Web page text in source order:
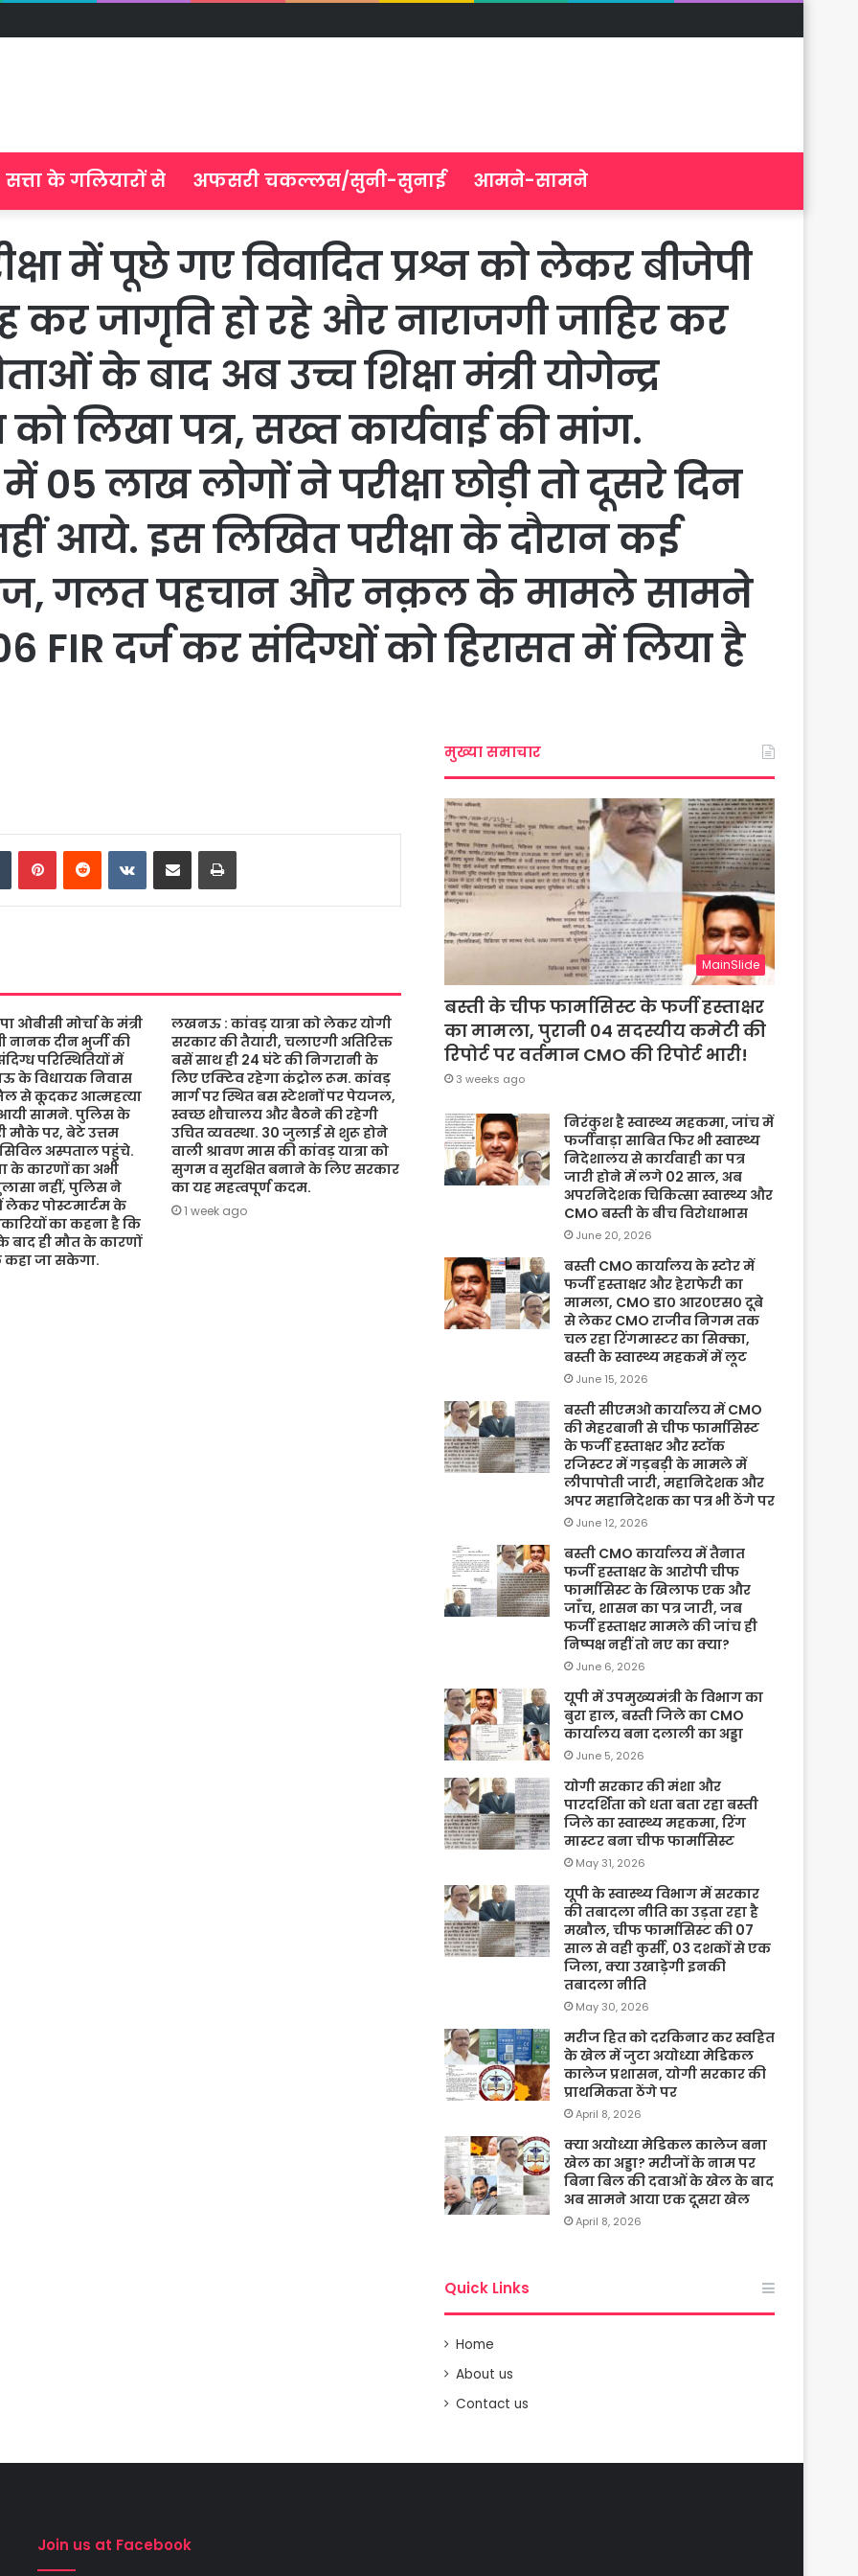
सत्ता के गलियारों से अफसरी चकल्लस/सुनी-सुनाई आमने-सामने
में पूछे गए विवादित प्रश्न को लेकर बीजेपी
कर जागृति हो रहे और नाराजगी जाहिर कर
के बाद अब उच्च शिक्षा मंत्री योगेन्द्र
लिखा पत्र, सख्त कार्यवाई की मांग.
05 लाख लोगों ने परीक्षा छोड़ी तो दूसरे दिन
आये. इस लिखित परीक्षा के दौरान कई
गलत पहचान और नक़ल के मामले सामने
दर्ज कर संदिग्धों को हिरासत में लिया है
TumblrPinterestReddit VKontakte
Share via Email Print
मोर्चा के मंत्री
नानक दीन भुर्जी की
परिस्थितियों में
के विधायक निवास
से कूदकर आत्महत्या
सामने. पुलिस के
मौके पर, बेटे उत्तम
अस्पताल पहुंचे.
के कारणों का अभी
नहीं, पुलिस ने
पोस्टमार्टम के
का कहना है कि
बाद ही मौत के कारणों
जा सकेगा.
लखनऊ : कांवड़ यात्रा को लेकर योगी
सरकार की तैयारी, चलाएगी अतिरिक्त
बसें साथ ही 24 घंटे की निगरानी के
लिए एक्टिव रहेगा कंट्रोल रूम. कांवड़
मार्ग पर स्थित बस स्टेशनों पर पेयजल,
स्वच्छ शौचालय और बैठने की रहेगी
उचित व्यवस्था. 30 जुलाई से शुरू होने
वाली श्रावण मास की कांवड़ यात्रा को
सुगम व सुरक्षित बनाने के लिए सरकार
का यह महत्वपूर्ण कदम.
1 week ago
मुख्या समाचार
MainSlide
बस्ती के चीफ फार्मासिस्ट के फर्जी हस्ताक्षर
का मामला, पुरानी 04 सदस्यीय कमेटी की
रिपोर्ट पर वर्तमान CMO की रिपोर्ट भारी!
3 weeks ago
निरंकुश है स्वास्थ्य महकमा, जांच में
फर्जीवाड़ा साबित फिर भी स्वास्थ्य
निदेशालय से कार्यवाही का पत्र
जारी होने में लगे 02 साल, अब
अपरनिदेशक चिकित्सा स्वास्थ्य और
CMO बस्ती के बीच विरोधाभास
June 20, 2026
बस्ती CMO कार्यालय के स्टोर में
फर्जी हस्ताक्षर और हेराफेरी का
मामला, CMO डा० आर०एस० दूबे
से लेकर CMO राजीव निगम तक
चल रहा रिंगमास्टर का सिक्का,
बस्ती के स्वास्थ्य महकमें में लूट
June 15, 2026
बस्ती सीएमओ कार्यालय में CMO
की मेहरबानी से चीफ फार्मासिस्ट
के फर्जी हस्ताक्षर और स्टॉक
रजिस्टर में गड़बड़ी के मामले में
लीपापोती जारी, महानिदेशक और
अपर महानिदेशक का पत्र भी ठेंगे पर
June 12, 2026
बस्ती CMO कार्यालय में तैनात
फर्जी हस्ताक्षर के आरोपी चीफ
फार्मासिस्ट के खिलाफ एक और
जाँच, शासन का पत्र जारी, जब
फर्जी हस्ताक्षर मामले की जांच ही
निष्पक्ष नहीं तो नए का क्या?
June 6, 2026
यूपी में उपमुख्यमंत्री के विभाग का
बुरा हाल, बस्ती जिले का CMO
कार्यालय बना दलाली का अड्डा
June 5, 2026
योगी सरकार की मंशा और
पारदर्शिता को धता बता रहा बस्ती
जिले का स्वास्थ्य महकमा, रिंग
मास्टर बना चीफ फार्मासिस्ट
May 31, 2026
यूपी के स्वास्थ्य विभाग में सरकार
की तबादला नीति का उड़ता रहा है
मखौल, चीफ फार्मासिस्ट की 07
साल से वही कुर्सी, 03 दशकों से एक
जिला, क्या उखाड़ेगी इनकी
तबादला नीति
May 30, 2026
मरीज हित को दरकिनार कर स्वहित
के खेल में जुटा अयोध्या मेडिकल
कालेज प्रशासन, योगी सरकार की
प्राथमिकता ठेंगे पर
April 8, 2026
क्या अयोध्या मेडिकल कालेज बना
खेल का अड्डा? मरीजों के नाम पर
बिना बिल की दवाओं के खेल के बाद
अब सामने आया एक दूसरा खेल
April 8, 2026
Quick Links
Home
About us
Contact us
Join us at Facebook